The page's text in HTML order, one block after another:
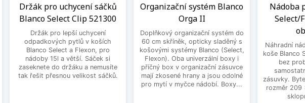
Držák pro uchycení sáčků
Blanco Select Clip 521300
Držák pro lepší uchycení
odpadkových pytlů v koších
Blanco Select a Flexon, pro
nádoby 15l a větší. Sáček si
zaseknete do držáku a nemusíte
tak řešit přesnou velikost sáčků.
Organizační systém Blanco
Orga II
Doplňkový organizační systém do
60 cm skříněk, opticky sladěný s
košovými systémy Blanco (Select,
Flexon). Oba univerzální boxy i
příčný box v organizační zásuvce
mají zkosené hrany a jsou odolné
pro mytí v myčce nádobí. Boxy...
Nádoba
Select/
Náhradní
koše Blanco
bez
zásuvky.
rozměr 209